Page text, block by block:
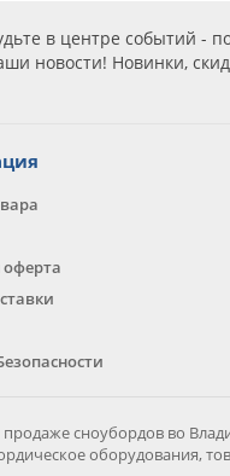
в центре событий -
новости! Новинки,
сноубордов во
оборудования,